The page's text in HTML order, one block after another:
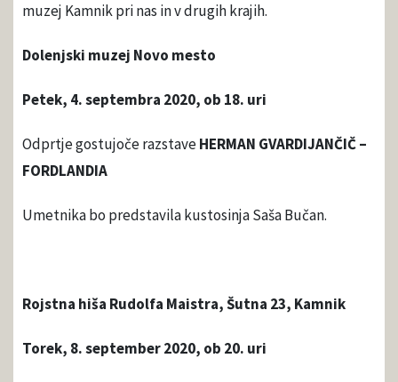
muzej Kamnik pri nas in v drugih krajih.
Dolenjski muzej Novo mesto
Petek, 4. septembra 2020, ob 18. uri
Odprtje gostujoče razstaveHERMAN GVARDIJANČIČ –
FORDLANDIA
Umetnika bo predstavila kustosinja Saša Bučan.
Rojstna hiša Rudolfa Maistra, Šutna 23, Kamnik
Torek, 8. september 2020, ob 20. uri